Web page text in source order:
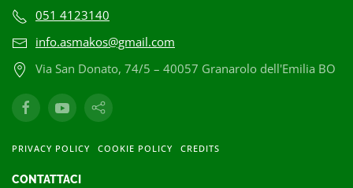
051 4123140
info.asmakos@gmail.com
Via San Donato, 74/5 – 40057 Granarolo dell'Emilia BO
PRIVACY POLICY COOKIE POLICY CREDITS
CONTATTACI